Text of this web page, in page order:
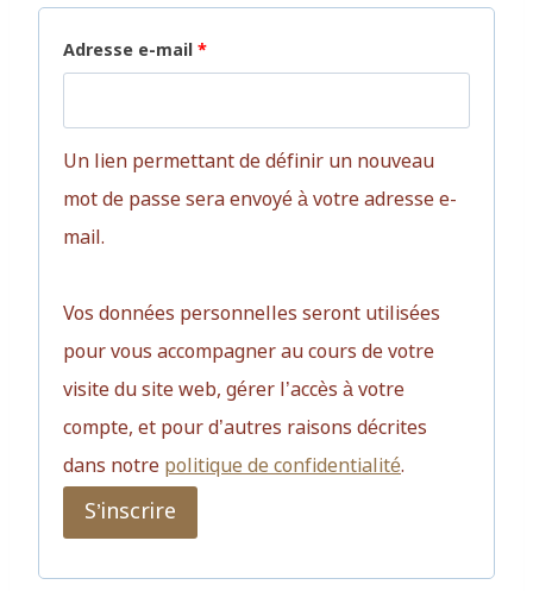
Adresse e-mail *
Un lien permettant de définir un nouveau
mot de passe sera envoyé à votre adresse e-
mail.
Vos données personnelles seront utilisées
pour vous accompagner au cours de votre
visite du site web, gérer l’accès à votre
compte, et pour d’autres raisons décrites
dans notre politique de confidentialité.
S’inscrire